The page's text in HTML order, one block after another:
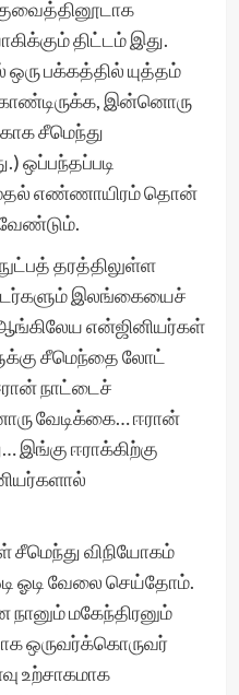
திட்டம் இது.
பக்கத்தில் யுத்தம்
இன்னொரு
சீமெந்து
ஒப்பந்தப்படி
எண்ணாயிரம் தொன்
வேண்டும்.
தரத்திலுள்ள
இலங்கையைச்
என்ஜினியர்கள்
சீமெந்தை லோட்
நாட்டைச்
வேடிக்கை… ஈரான்
இங்கு ஈராக்கிற்கு
சீமெந்து விநியோகம்
ஓடி வேலை செய்தோம்.
நானும் மகேந்திரனும்
ஒருவர்க்கொருவர்
உற்சாகமாக